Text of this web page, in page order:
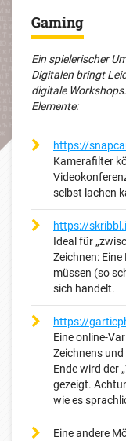
Gaming
Ein spielerischer
Digitalen bringt
digitale
Elemente:
https://
Kamerafilter
selbst lachen
https://
Ideal für
Zeichnen:
müssen (so
sich handelt.
https://
Eine online-
Zeichnens
Ende wird der
gezeigt.
wie es
Eine andere